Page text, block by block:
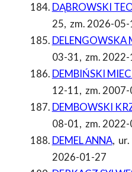
DĄBROWSKI
25, zm. 2026-
DELENGOWSKA
03-31, zm.
DEMBIŃSKI
12-11, zm.
DEMBOWSKI
08-01, zm.
DEMEL ANNA,
2026-01-27